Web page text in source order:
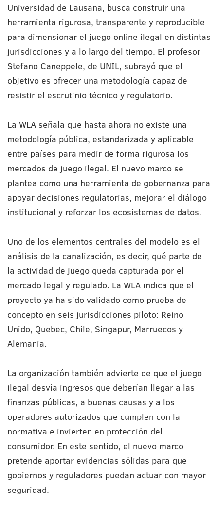
Universidad de Lausana, busca construir una
herramienta rigurosa, transparente y reproducible
para dimensionar el juego online ilegal en distintas
jurisdicciones y a lo largo del tiempo. El profesor
Stefano Caneppele, de UNIL, subrayó que el
objetivo es ofrecer una metodología capaz de
resistir el escrutinio técnico y regulatorio.
La WLA señala que hasta ahora no existe una
metodología pública, estandarizada y aplicable
entre países para medir de forma rigurosa los
mercados de juego ilegal. El nuevo marco se
plantea como una herramienta de gobernanza para
apoyar decisiones regulatorias, mejorar el diálogo
institucional y reforzar los ecosistemas de datos.
Uno de los elementos centrales del modelo es el
análisis de la canalización, es decir, qué parte de
la actividad de juego queda capturada por el
mercado legal y regulado. La WLA indica que el
proyecto ya ha sido validado como prueba de
concepto en seis jurisdicciones piloto: Reino
Unido, Quebec, Chile, Singapur, Marruecos y
Alemania.
La organización también advierte de que el juego
ilegal desvía ingresos que deberían llegar a las
finanzas públicas, a buenas causas y a los
operadores autorizados que cumplen con la
normativa e invierten en protección del
consumidor. En este sentido, el nuevo marco
pretende aportar evidencias sólidas para que
gobiernos y reguladores puedan actuar con mayor
seguridad.